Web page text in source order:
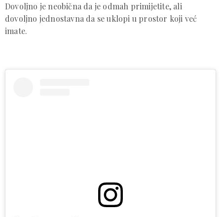
Dovoljno je neobična da je odmah primijetite, ali
dovoljno jednostavna da se uklopi u prostor koji već
imate.